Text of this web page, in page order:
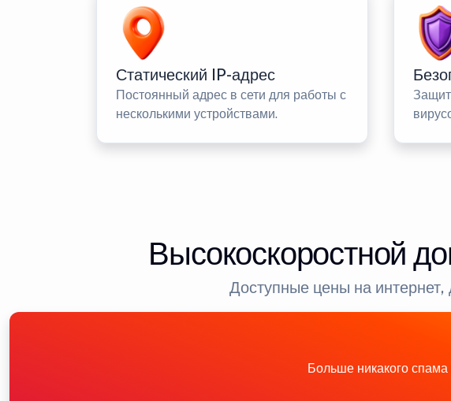
Статический IP-адрес
Постоянный адрес в сети для работы с
несколькими устройствами.
Высокоскоростной
Доступные цены на
Больше никакого